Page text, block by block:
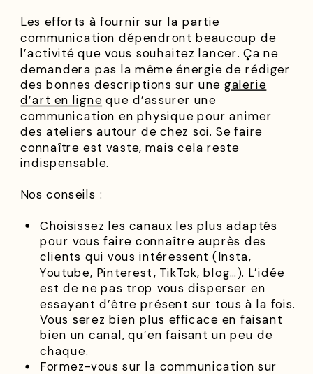
Les efforts à fournir sur la partie
communication dépendront beaucoup de
l’activité que vous souhaitez lancer. Ça ne
demandera pas la même énergie de rédiger
des bonnes descriptions sur une galerie
d’art en ligne que d’assurer une
communication en physique pour animer
des ateliers autour de chez soi. Se faire
connaître est vaste, mais cela reste
indispensable.
Nos conseils :
Choisissez les canaux les plus adaptés
pour vous faire connaître auprès des
clients qui vous intéressent (Insta,
Youtube, Pinterest, TikTok, blog…). L’idée
est de ne pas trop vous disperser en
essayant d’être présent sur tous à la fois.
Vous serez bien plus efficace en faisant
bien un canal, qu’en faisant un peu de
chaque.
Formez-vous sur la communication sur